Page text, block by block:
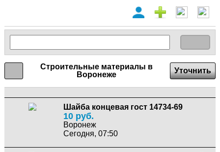
Строительные материалы в
Воронеже
Уточнить
Шайба концевая гост 14734-69
10 руб.
Воронеж
Сегодня, 07:50